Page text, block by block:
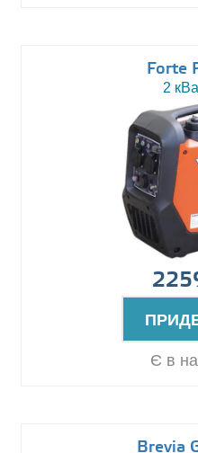
Forte
2
Є в
Brevia